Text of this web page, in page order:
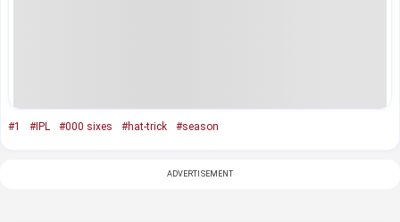
#1 #IPL #000 sixes #hat-trick #season
ADVERTISEMENT